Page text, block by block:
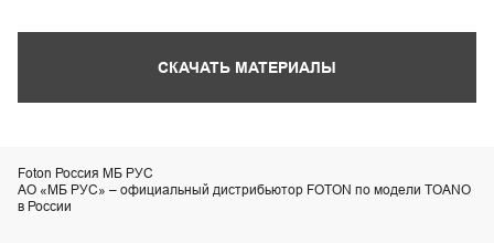
СКАЧАТЬ МАТЕРИАЛЫ
Foton Россия МБ РУС
АО «МБ РУС» – официальный дистрибьютор FOTON по модели TOANO
в России